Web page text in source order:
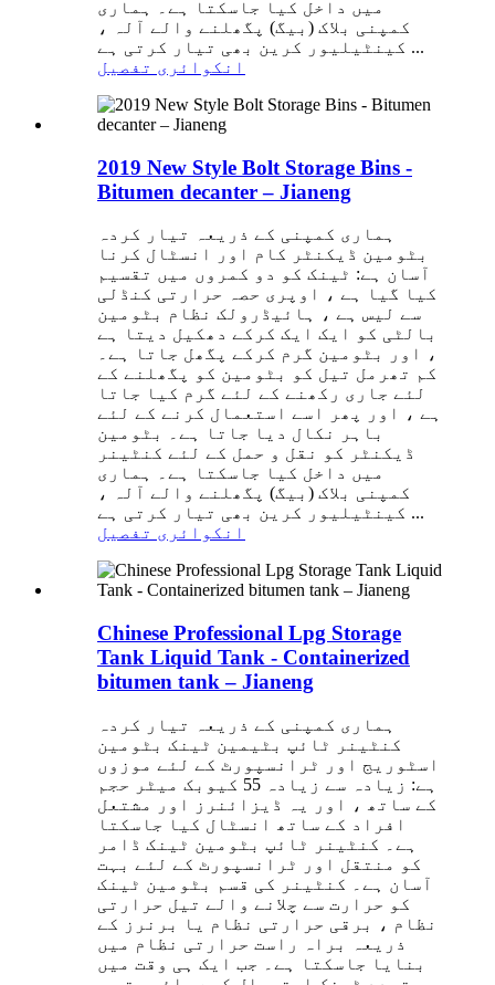
میں داخل کیا جاسکتا ہے۔ ہماری
کمپنی بلاک (بیگ) پگھلنے والے آلہ ،
کینٹیلیور کرین بھی تیار کرتی ہے ...
انکوائری تفصیل
2019 New Style Bolt Storage Bins -
Bitumen decanter – Jianeng
ہماری کمپنی کے ذریعہ تیار کردہ
بٹومین ڈیکنٹر کام اور انسٹال کرنا
آسان ہے: ٹینک کو دو کمروں میں تقسیم
کیا گیا ہے ، اوپری حصہ حرارتی کنڈلی
سے لیس ہے ، ہائیڈرولک نظام بٹومین
بالٹی کو ایک ایک کرکے دھکیل دیتا ہے
، اور بٹومین گرم کرکے پگھل جاتا ہے۔
کم تھرمل تیل کو بٹومین کو پگھلنے کے
لئے جاری رکھنے کے لئے گرم کیا جاتا
ہے ، اور پھر اسے استعمال کرنے کے لئے
باہر نکال دیا جاتا ہے۔ بٹومین
ڈیکنٹر کو نقل و حمل کے لئے کنٹینر
میں داخل کیا جاسکتا ہے۔ ہماری
کمپنی بلاک (بیگ) پگھلنے والے آلہ ،
کینٹیلیور کرین بھی تیار کرتی ہے ...
انکوائری تفصیل
Chinese Professional Lpg Storage
Tank Liquid Tank - Containerized
bitumen tank – Jianeng
ہماری کمپنی کے ذریعہ تیار کردہ
کنٹینر ٹائپ بٹیمین ٹینک بٹومین
اسٹوریج اور ٹرانسپورٹ کے لئے موزوں
ہے: زیادہ سے زیادہ 55 کیوبک میٹر حجم
کے ساتھ ، اور یہ ڈیزائنرز اور مشتعل
افراد کے ساتھ انسٹال کیا جاسکتا
ہے۔ کنٹینر ٹائپ بٹومین ٹینک ڈامر
کو منتقل اور ٹرانسپورٹ کے لئے بہت
آسان ہے۔ کنٹینر کی قسم بٹومین ٹینک
کو حرارت سے چلانے والے تیل حرارتی
نظام ، برقی حرارتی نظام یا برنرز کے
ذریعہ براہ راست حرارتی نظام میں
بنایا جاسکتا ہے۔ جب ایک ہی وقت میں